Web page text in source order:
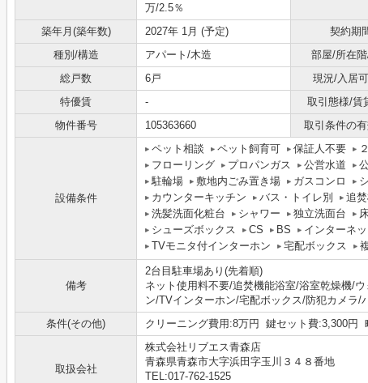
万/2.5％
築年月(築年数) 2027年 1月 (予定) 契約期
種別/構造
アパート/木造 部屋/所在
総戸数
6戸 現況/入居
特優賃
- 取引態様/賃
物件番号
105363660 取引条件の
設備条件
ペット相談 ペット飼育可 保証人不要
フローリング
プロパンガス 公営水道
駐輪場
敷地内ごみ置き場 ガスコンロ
カウンターキッチン
バス・トイレ別 追
洗髪洗面化粧台
シャワー 独立洗面台
シューズボックス
CS BS インターネ
TVモニタ付インターホン
宅配ボックス
備考
2台目駐車場あり(先着順)
ネット使用料不要/追焚機能浴室/浴室乾燥機/
ン/TVインターホン/宅配ボックス/防犯カメラ/
条件(その他)
クリーニング費用:8万円 鍵セット費:3,300円
取扱会社
株式会社リブエス青森店
青森県青森市大字浜田字玉川３４８番地
TEL:017-762-1525